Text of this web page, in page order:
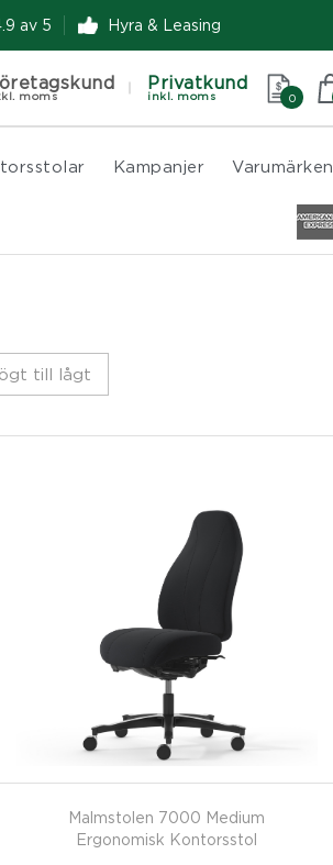
av 5 Hyra & Leasing
moms
Privatkund
inkl. moms 0
Kampanjer Varumärken
till lågt
Malmstolen 7000 Medium
Ergonomisk Kontorsstol